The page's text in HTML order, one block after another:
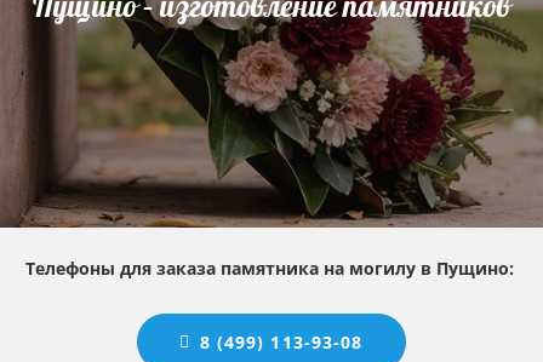
Телефоны для заказа памятника на могилу в Пущино:
8 (499) 113-93-08